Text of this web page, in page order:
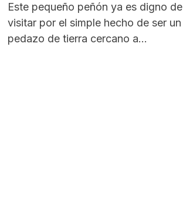
Este pequeño peñón ya es digno de
visitar por el simple hecho de ser un
pedazo de tierra cercano a...